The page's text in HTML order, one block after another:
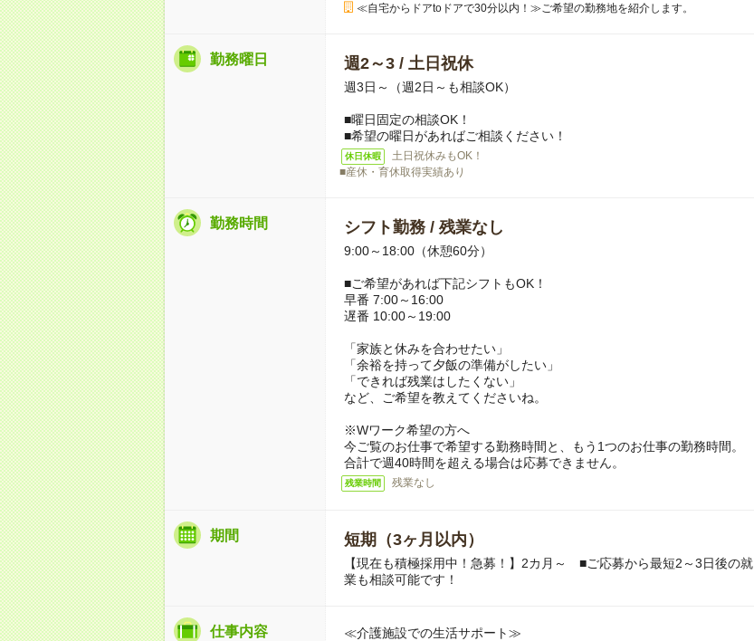
≪自宅からドアtoドアで30分以内！≫ご希望の勤務地を紹介します。
勤務曜日 週2～3 / 土日祝休
週3日～（週2日～も相談OK）
■曜日固定の相談OK！
■希望の曜日があればご相談ください！
休日休暇
土日祝休みもOK！
■産休・育休取得実績あり
勤務時間 シフト勤務 / 残業なし
9:00～18:00（休憩60分）
■ご希望があれば下記シフトもOK！
早番 7:00～16:00
遅番 10:00～19:00
「家族と休みを合わせたい」
「余裕を持って夕飯の準備がしたい」
「できれば残業はしたくない」
など、ご希望を教えてくださいね。
※Wワーク希望の方へ
今ご覧のお仕事で希望する勤務時間と、もう1つのお仕事の勤務時間。
合計で週40時間を超える場合は応募できません。
残業時間 残業なし
期間 短期（3ヶ月以内）
【現在も積極採用中！急募！】2カ月～ ■ご応募から最短2～3日後の就
業も相談可能です！
仕事内容 ≪介護施設での生活サポート≫